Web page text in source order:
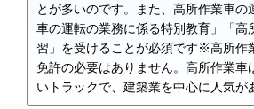
とが多いのです。また、高所作業車の
車の運転の業務に係る特別教育」「高
習」を受けることが必須です※高所作
免許の必要はありません。高所作業車
いトラックで、建築業を中心に人気が